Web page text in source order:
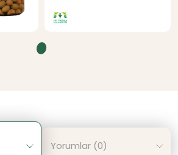
Yorumlar (0)